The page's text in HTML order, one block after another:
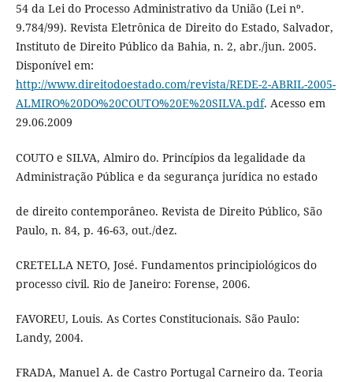
54 da Lei do Processo Administrativo da União (Lei nº.
9.784/99). Revista Eletrônica de Direito do Estado, Salvador,
Instituto de Direito Público da Bahia, n. 2, abr./jun. 2005.
Disponível em:
http://www.direitodoestado.com/revista/REDE-2-ABRIL-2005-
ALMIRO%20DO%20COUTO%20E%20SILVA.pdf. Acesso em
29.06.2009
COUTO e SILVA, Almiro do. Princípios da legalidade da
Administração Pública e da segurança jurídica no estado
de direito contemporâneo. Revista de Direito Público, São
Paulo, n. 84, p. 46-63, out./dez.
CRETELLA NETO, José. Fundamentos principiológicos do
processo civil. Rio de Janeiro: Forense, 2006.
FAVOREU, Louis. As Cortes Constitucionais. São Paulo:
Landy, 2004.
FRADA, Manuel A. de Castro Portugal Carneiro da. Teoria